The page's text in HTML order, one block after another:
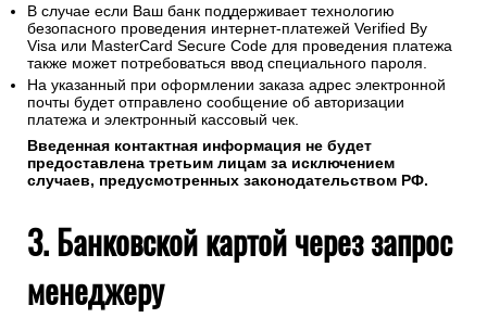
В случае если Ваш банк поддерживает технологию
безопасного проведения интернет-платежей Verified By
Visa или MasterCard Secure Code для проведения платежа
также может потребоваться ввод специального пароля.
На указанный при оформлении заказа адрес электронной
почты будет отправлено сообщение об авторизации
платежа и электронный кассовый чек.
Введенная контактная информация не будет
предоставлена третьим лицам за исключением
случаев, предусмотренных законодательством РФ.
3. Банковской картой через запрос
менеджеру